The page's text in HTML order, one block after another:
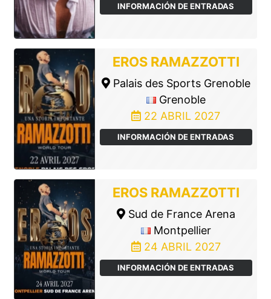
INFORMACIÓN DE ENTRADAS
EROS RAMAZZOTTI
Palais des Sports Grenoble
Grenoble
22 ABRIL 2027
INFORMACIÓN DE ENTRADAS
EROS RAMAZZOTTI
Sud de France Arena
Montpellier
24 ABRIL 2027
INFORMACIÓN DE ENTRADAS